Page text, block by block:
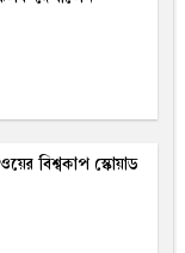
বিশ্বকাপ স্কোয়াড